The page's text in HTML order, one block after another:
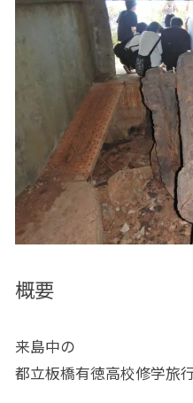
概要
来島中の
都立板橋有徳高校修学旅行